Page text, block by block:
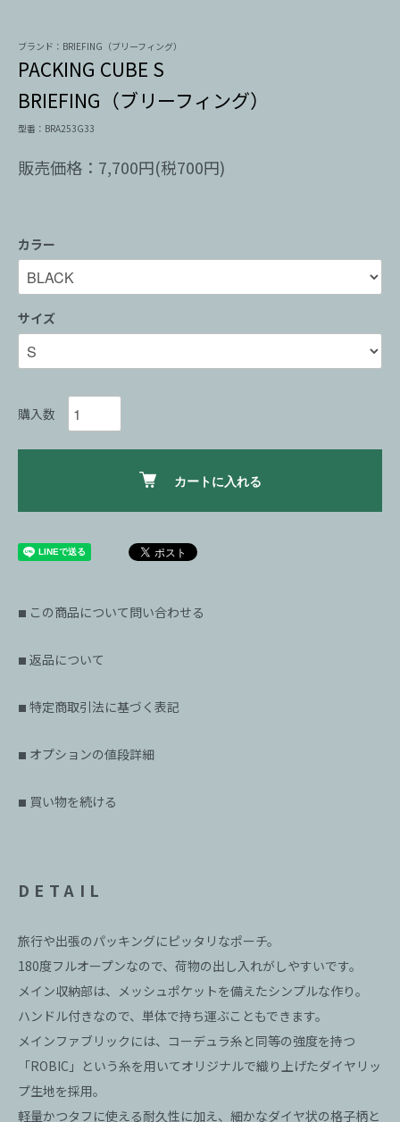
ブランド：BRIEFING（ブリーフィング）
PACKING CUBE S
BRIEFING（ブリーフィング）
型番：BRA253G33
販売価格：7,700円(税700円)
カラー
サイズ
購入数
カートに入れる
■ この商品について問い合わせる
■ 返品について
■ 特定商取引法に基づく表記
■ オプションの値段詳細
■ 買い物を続ける
DETAIL
旅行や出張のパッキングにピッタリなポーチ。
180度フルオープンなので、荷物の出し入れがしやすいです。
メイン収納部は、メッシュポケットを備えたシンプルな作り。
ハンドル付きなので、単体で持ち運ぶこともできます。
メインファブリックには、コーデュラ糸と同等の強度を持つ
「ROBIC」という糸を用いてオリジナルで織り上げたダイヤリッ
プ生地を採用。
軽量かつタフに使える耐久性に加え、細かなダイヤ状の格子柄と